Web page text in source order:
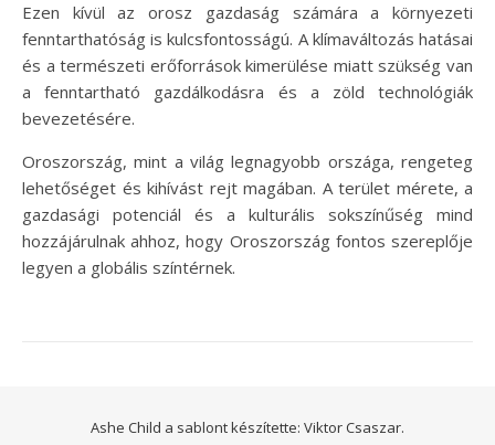
Ezen kívül az orosz gazdaság számára a környezeti
fenntarthatóság is kulcsfontosságú. A klímaváltozás hatásai
és a természeti erőforrások kimerülése miatt szükség van
a fenntartható gazdálkodásra és a zöld technológiák
bevezetésére.
Oroszország, mint a világ legnagyobb országa, rengeteg
lehetőséget és kihívást rejt magában. A terület mérete, a
gazdasági potenciál és a kulturális sokszínűség mind
hozzájárulnak ahhoz, hogy Oroszország fontos szereplője
legyen a globális színtérnek.
Ashe Child a sablont készítette: Viktor Csaszar.